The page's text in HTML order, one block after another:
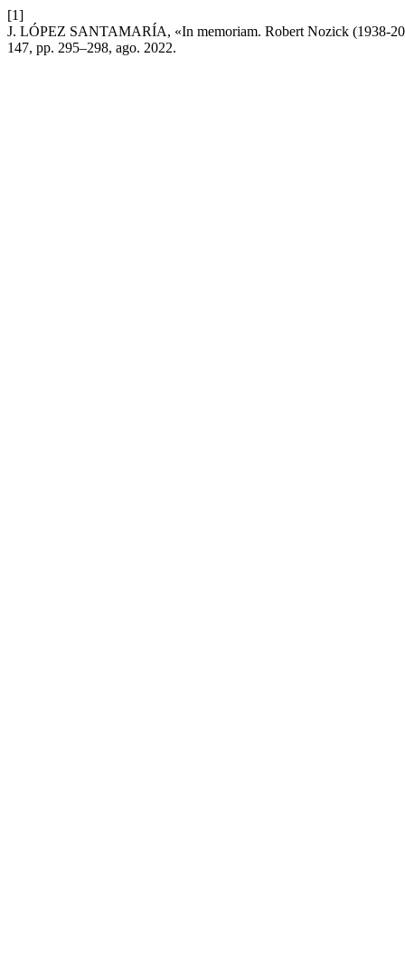
[1]
J. LÓPEZ SANTAMARÍA, «In memoriam. Robert Nozick (1938-
147, pp. 295–298, ago. 2022.